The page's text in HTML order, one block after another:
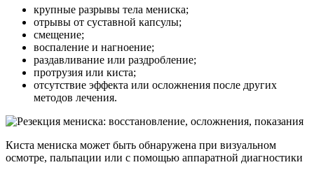
крупные разрывы тела мениска;
отрывы от суставной капсулы;
смещение;
воспаление и нагноение;
раздавливание или раздробление;
протрузия или киста;
отсутствие эффекта или осложнения после других
методов лечения.
Киста мениска может быть обнаружена при визуальном
осмотре, пальпации или с помощью аппаратной диагностики